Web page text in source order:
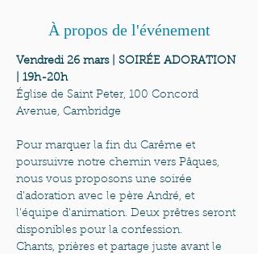
À propos de l'événement
Vendredi 26 mars | SOIRÉE ADORATION
| 19h-20h
Église de Saint Peter, 100 Concord
Avenue, Cambridge
Pour marquer la fin du Carême et
poursuivre notre chemin vers Pâques,
nous vous proposons une soirée
d'adoration avec le père André, et
l'équipe d'animation. Deux prêtres seront
disponibles pour la confession.
Chants, prières et partage juste avant le